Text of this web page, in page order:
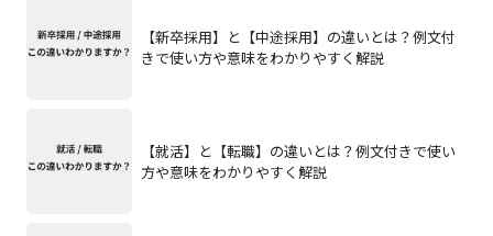
【新卒採用】と【中途採用】の違いとは？例文付
きで使い方や意味をわかりやすく解説
【就活】と【転職】の違いとは？例文付きで使い
方や意味をわかりやすく解説